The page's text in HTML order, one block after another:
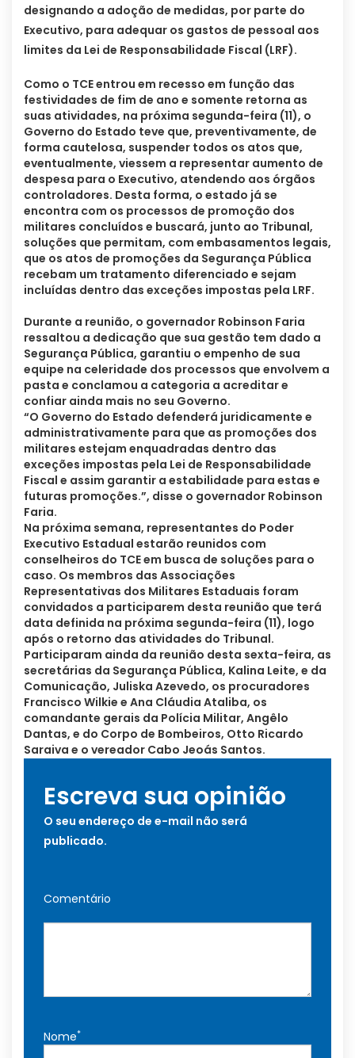
designando a adoção de medidas, por parte do
Executivo, para adequar os gastos de pessoal aos
limites da Lei de Responsabilidade Fiscal (LRF).
Como o TCE entrou em recesso em função das
festividades de fim de ano e somente retorna as
suas atividades, na próxima segunda-feira (11), o
Governo do Estado teve que, preventivamente, de
forma cautelosa, suspender todos os atos que,
eventualmente, viessem a representar aumento de
despesa para o Executivo, atendendo aos órgãos
controladores. Desta forma, o estado já se
encontra com os processos de promoção dos
militares concluídos e buscará, junto ao Tribunal,
soluções que permitam, com embasamentos legais,
que os atos de promoções da Segurança Pública
recebam um tratamento diferenciado e sejam
incluídas dentro das exceções impostas pela LRF.
Durante a reunião, o governador Robinson Faria
ressaltou a dedicação que sua gestão tem dado a
Segurança Pública, garantiu o empenho de sua
equipe na celeridade dos processos que envolvem a
pasta e conclamou a categoria a acreditar e
confiar ainda mais no seu Governo.
“O Governo do Estado defenderá juridicamente e
administrativamente para que as promoções dos
militares estejam enquadradas dentro das
exceções impostas pela Lei de Responsabilidade
Fiscal e assim garantir a estabilidade para estas e
futuras promoções.”, disse o governador Robinson
Faria.
Na próxima semana, representantes do Poder
Executivo Estadual estarão reunidos com
conselheiros do TCE em busca de soluções para o
caso. Os membros das Associações
Representativas dos Militares Estaduais foram
convidados a participarem desta reunião que terá
data definida na próxima segunda-feira (11), logo
após o retorno das atividades do Tribunal.
Participaram ainda da reunião desta sexta-feira, as
secretárias da Segurança Pública, Kalina Leite, e da
Comunicação, Juliska Azevedo, os procuradores
Francisco Wilkie e Ana Cláudia Ataliba, os
comandante gerais da Polícia Militar, Angêlo
Dantas, e do Corpo de Bombeiros, Otto Ricardo
Saraiva e o vereador Cabo Jeoás Santos.
Escreva sua opinião
O seu endereço de e-mail não será
publicado.
Comentário
Nome*